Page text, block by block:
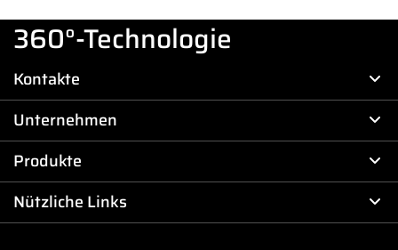
360°-Technologie
Kontakte
Unternehmen
Produkte
Nützliche Links